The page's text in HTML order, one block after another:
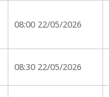
08:00 22/05/2026
08:30 22/05/2026